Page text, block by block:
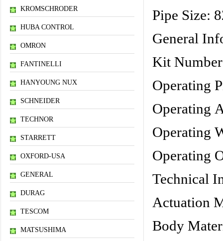
KROMSCHRODER
HUBA CONTROL
OMRON
FANTINELLI
HANYOUNG NUX
SCHNEIDER
TECHNOR
STARRETT
OXFORD-USA
GENERAL
DURAG
TESCOM
MATSUSHIMA
Pipe Size:
General
Kit
Operating
Operating
Operating
Operating
Technical
Actuation
Body